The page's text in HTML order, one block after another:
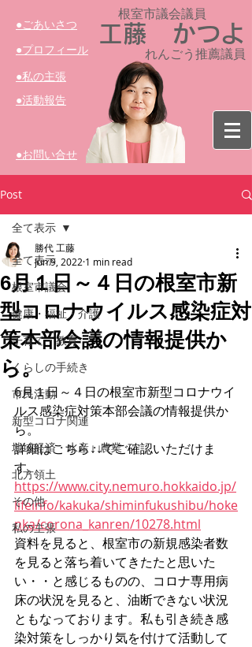
​●ごあいさつ
​●プロフィール
​●活動報告
​●私の主張
​●お問い合せ
工藤 かつよ
根室市議会議員​
れんごう推薦議員
Post
全て表示
根室市議会
健康・福祉・介護
子育て・教育
くらしの手続き
市民活動
新型コロナ関連
地域経済・水産・農業
北方領土
その他
私の主張
全て表示
6月１日～４日の根室市新
型コロナウイルス感染症対
策本部会議の情報提供か
ら。
勝代 工藤
Jun 9, 2022 1 min read
6月１日～４日の根室市新型コロナウイ
ルス感染症対策本部会議の情報提供か
ら。
詳細はこちら↓↓でご確認いただけま
す。
https://www.city.nemuro.hokkaido.jp/
lifeinfo/kakuka/shiminfukushibu/hoke
nka/corona_kanren/10278.html
資料を見ると、根室市の新規感染者数
を見ると落ち着いてきたたと思いた
い・・と感じるものの、コロナ専用病
床の状況を見ると、油断できない状況
ともなっております。私も引き続き感
染対策をしっかり気を付けて活動して